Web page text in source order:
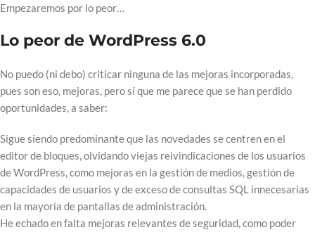
Empezaremos por lo peor…
Lo peor de WordPress 6.0
No puedo (ni debo) criticar ninguna de las mejoras incorporadas,
pues son eso, mejoras, pero sí que me parece que se han perdido
oportunidades, a saber:
Sigue siendo predominante que las novedades se centren en el
editor de bloques, olvidando viejas reivindicaciones de los usuarios
de WordPress, como mejoras en la gestión de medios, gestión de
capacidades de usuarios y de exceso de consultas SQL innecesarias
en la mayoría de pantallas de administración.
He echado en falta mejoras relevantes de seguridad, como poder